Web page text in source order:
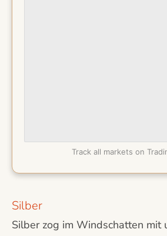
Track all markets on
Silber
Silber zog im Windschatten mit